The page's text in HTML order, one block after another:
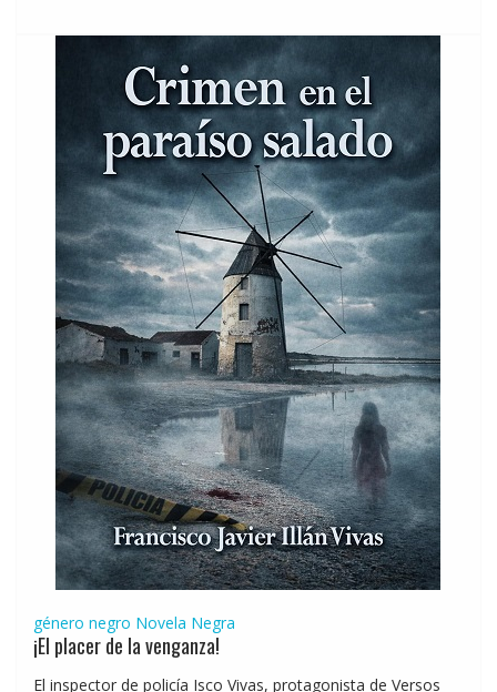
género negro Novela Negra
¡El placer de la venganza!
El inspector de policía Isco Vivas, protagonista de Versos